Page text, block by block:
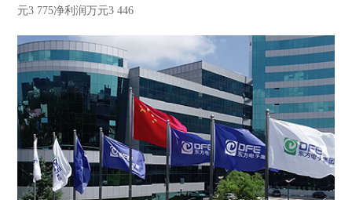
元3 775净利润万元3 446